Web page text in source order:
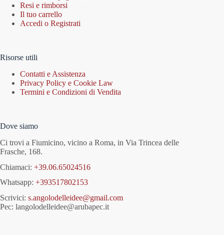
Resi e rimborsi
Il tuo carrello
Accedi o Registrati
Risorse utili
Contatti e Assistenza
Privacy Policy e Cookie Law
Termini e Condizioni di Vendita
Dove siamo
Ci trovi a Fiumicino, vicino a Roma, in Via Trincea delle
Frasche, 168.
Chiamaci: +39.06.65024516
Whatsapp: +393517802153
Scrivici: s.angolodelleidee@gmail.com
Pec: langolodelleidee@arubapec.it